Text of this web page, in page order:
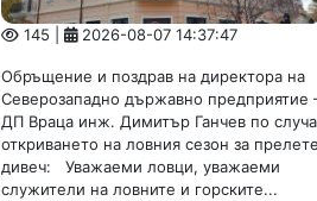
145 | 2026-08-07 14:37:47
Обръщение и поздрав на директора на
Северозападно държавно предприятие
ДП Враца инж. Димитър Ганчев по
откриването на ловния сезон за
дивеч: Уважаеми ловци, уважаеми
служители на ловните и горските...